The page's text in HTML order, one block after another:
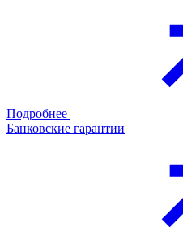
Подробнее
Банковские гарантии